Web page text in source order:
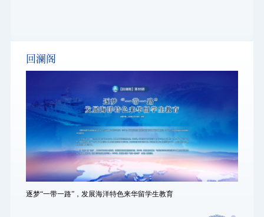
回澜阁
逐梦“一带一路”，发展海洋特色来华留学生教育